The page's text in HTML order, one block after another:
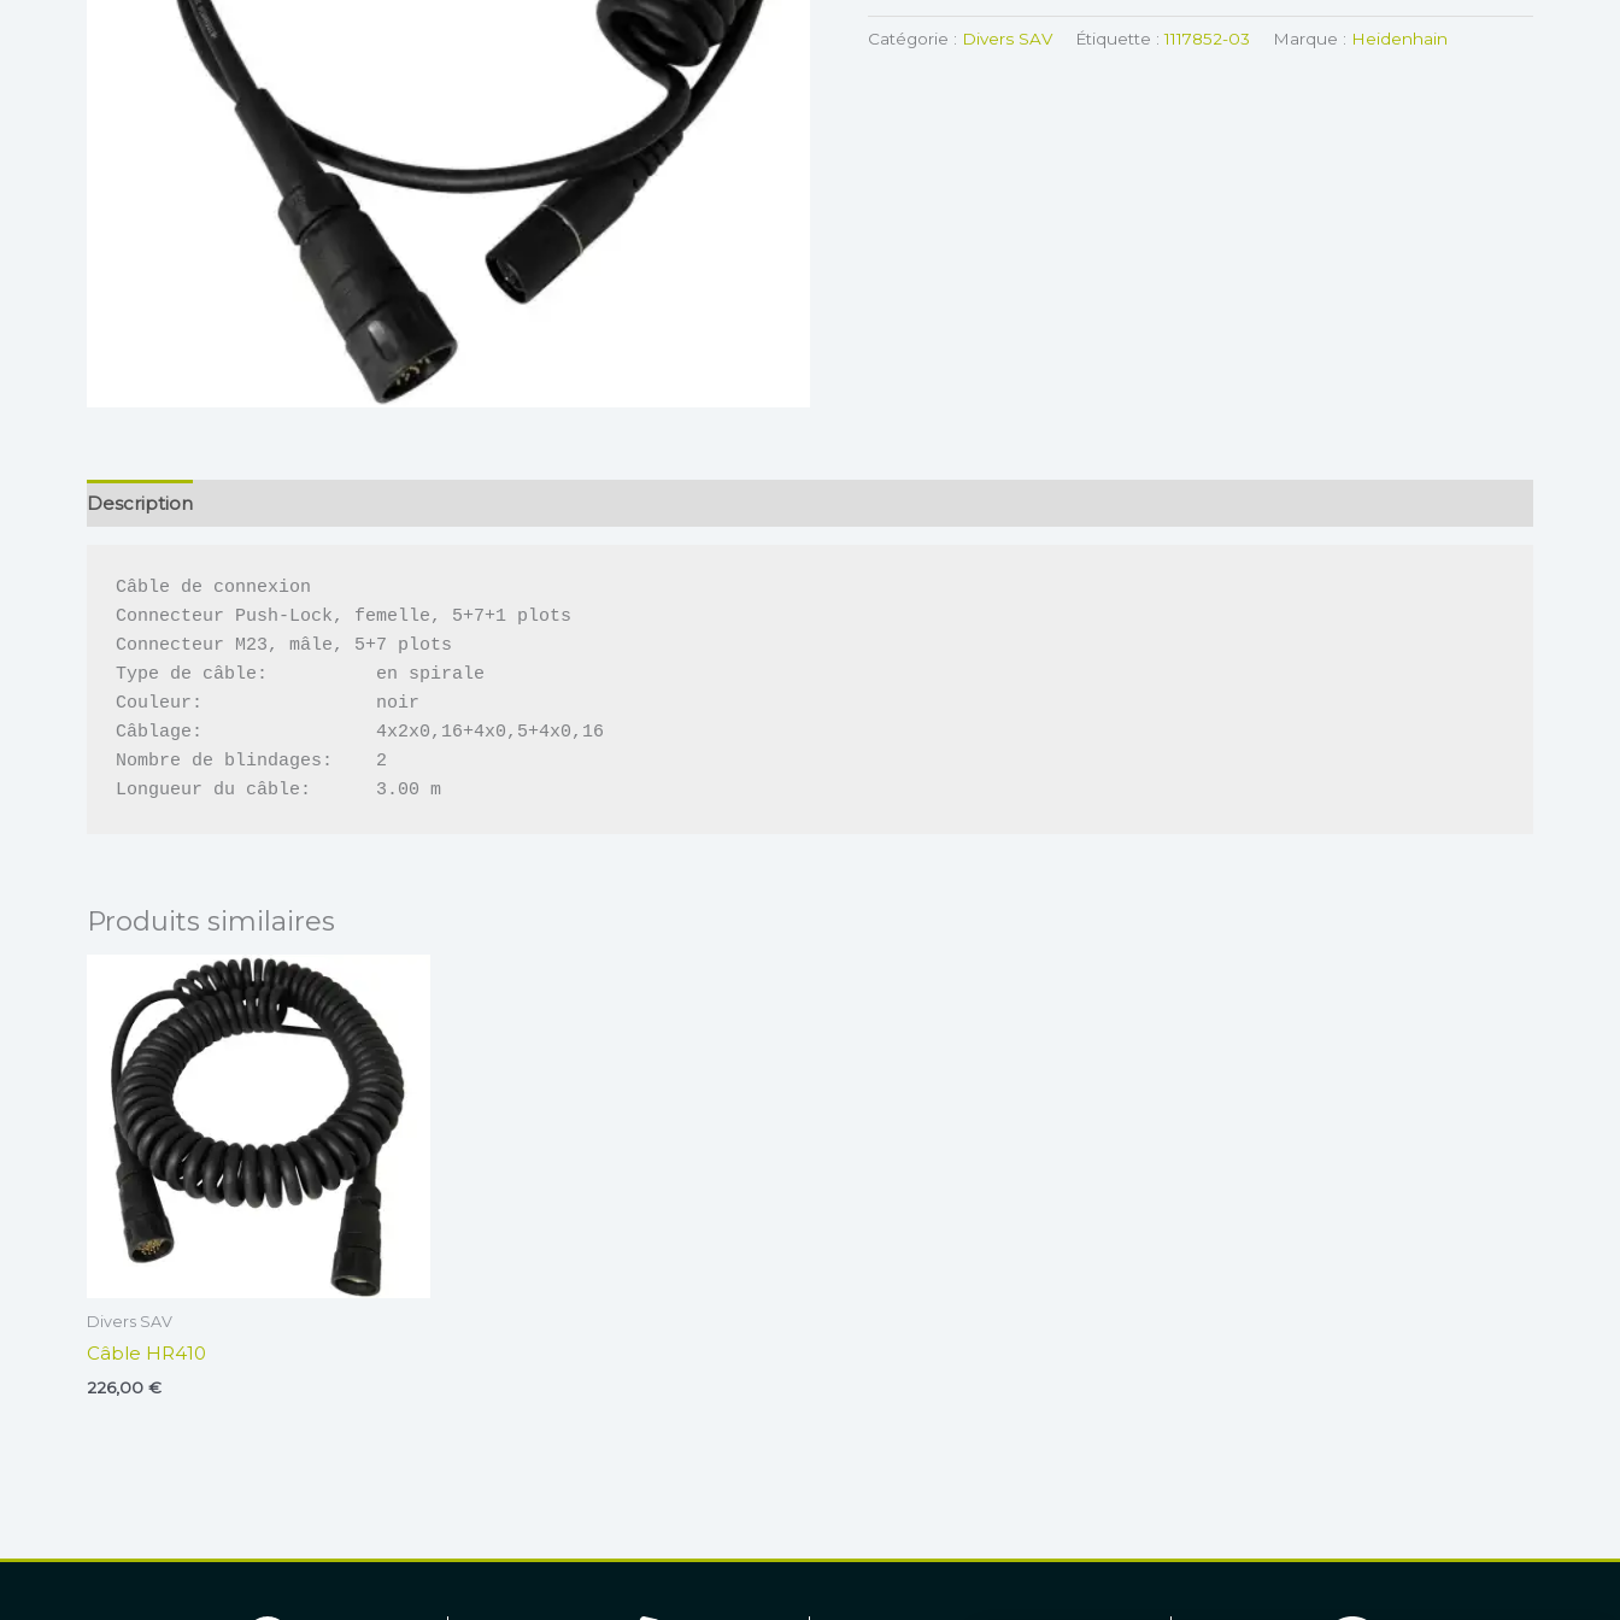
Catégorie : Divers SAV Étiquette :1117852-03 Marque : Heidenhain
Description
Câble de connexion
Connecteur Push-Lock, femelle, 5+7+1 plots
Connecteur M23, mâle, 5+7 plots
Type de câble:          en spirale
Couleur:                noir
Câblage:                4x2x0,16+4x0,5+4x0,16
Nombre de blindages:    2
Longueur du câble:      3.00 m
Produits similaires
Divers SAV
Câble HR410
226,00 €